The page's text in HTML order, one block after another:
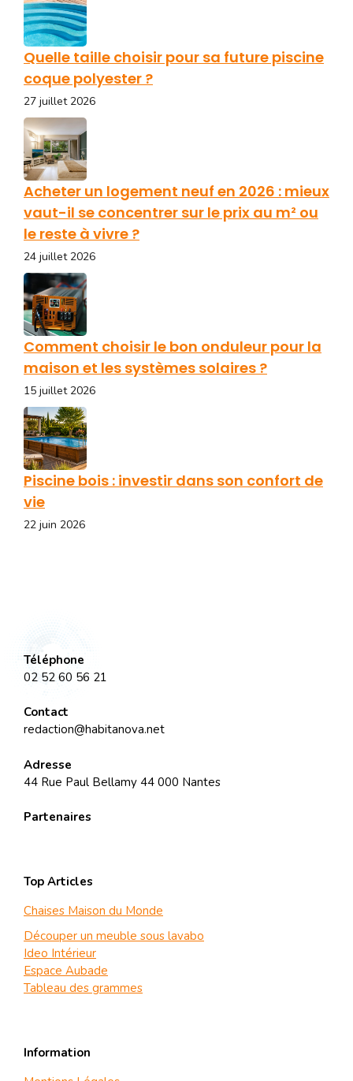
Quelle taille choisir pour sa future piscine
coque polyester ?
27 juillet 2026
Acheter un logement neuf en 2026 : mieux
vaut-il se concentrer sur le prix au m² ou
le reste à vivre ?
24 juillet 2026
Comment choisir le bon onduleur pour la
maison et les systèmes solaires ?
15 juillet 2026
Piscine bois : investir dans son confort de
vie
22 juin 2026
Téléphone
02 52 60 56 21
Contact
redaction@habitanova.net
Adresse
44 Rue Paul Bellamy 44 000 Nantes
Partenaires
Top Articles
Chaises Maison du Monde
Découper un meuble sous lavabo
Ideo Intérieur
Espace Aubade
Tableau des grammes
Information